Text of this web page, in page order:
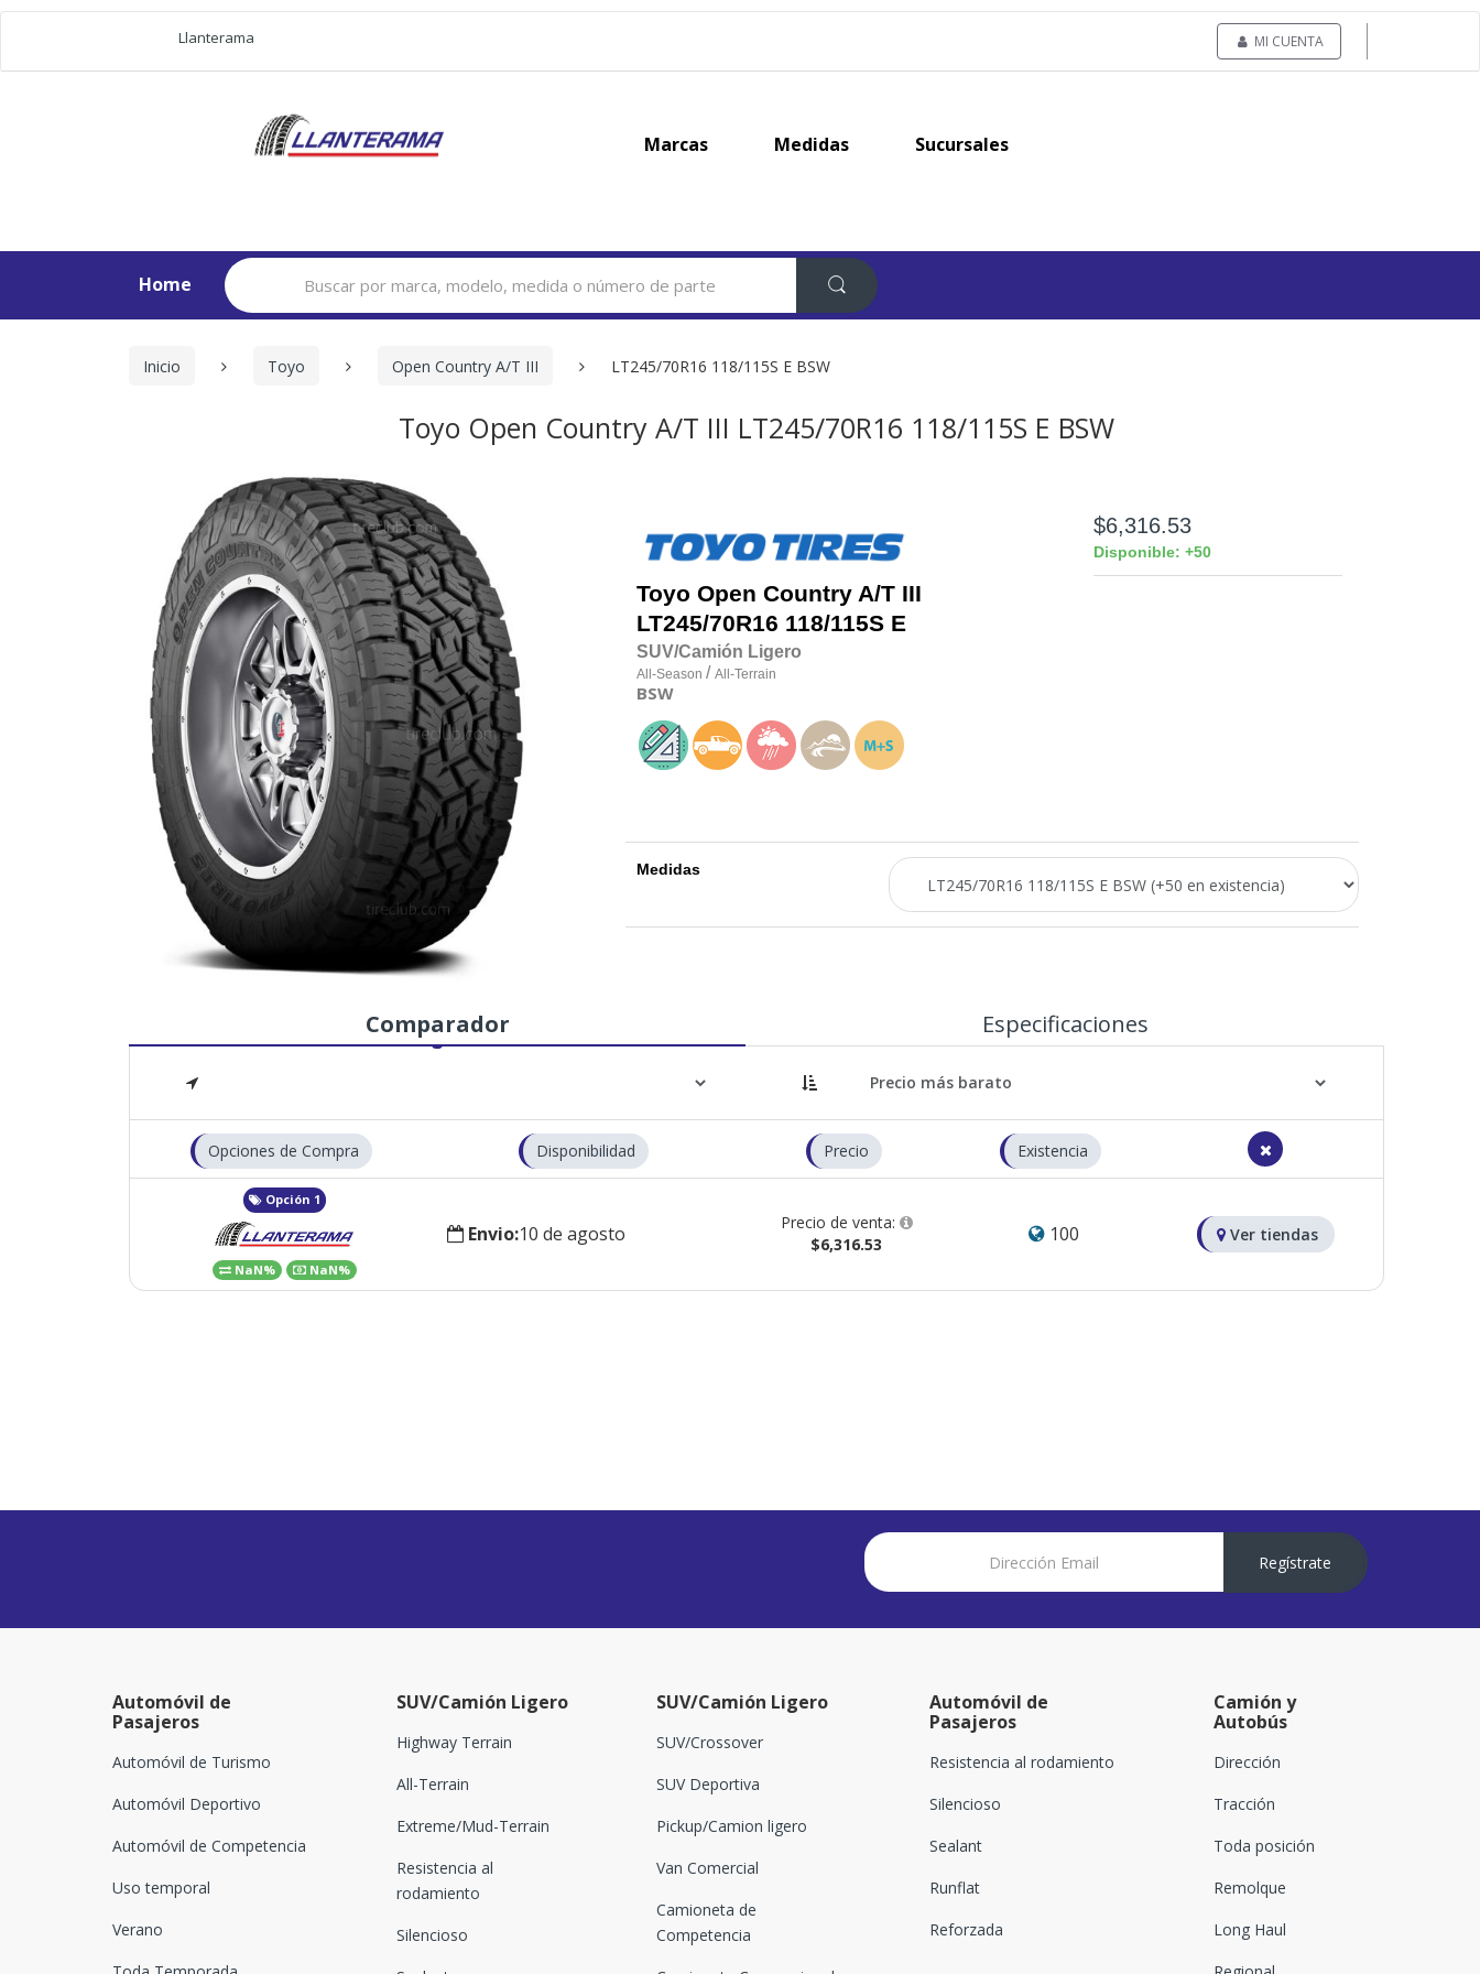
Llanterama MI CUENTA
Marcas Medidas Sucursales
Home
Search
for:
Inicio Toyo Open Country A/T III LT245/70R16 118/115S E BSW
Toyo Open Country A/T III LT245/70R16 118/115S E BSW
Toyo Open Country A/T III
LT245/70R16 118/115S E
SUV/Camión Ligero
All-Season / All-Terrain
BSW
$6,316.53
Disponible: +50
Medidas
Comparador Especificaciones
Opciones de Compra Disponibilidad Precio Existencia
Opción 1
NaN% NaN%
Envio:10 de agosto
Precio de venta:
$6,316.53
100 Ver tiendas
Regístrate
Automóvil de
Pasajeros
Automóvil de Turismo
Automóvil Deportivo
Automóvil de Competencia
Uso temporal
Verano
SUV/Camión Ligero
Highway Terrain
All-Terrain
Extreme/Mud-Terrain
Resistencia al
rodamiento
Silencioso
SUV/Camión Ligero
SUV/Crossover
SUV Deportiva
Pickup/Camion ligero
Van Comercial
Camioneta de
Competencia
Automóvil de
Pasajeros
Resistencia al rodamiento
Silencioso
Sealant
Runflat
Reforzada
Camión y
Autobús
Dirección
Tracción
Toda posición
Remolque
Long Haul